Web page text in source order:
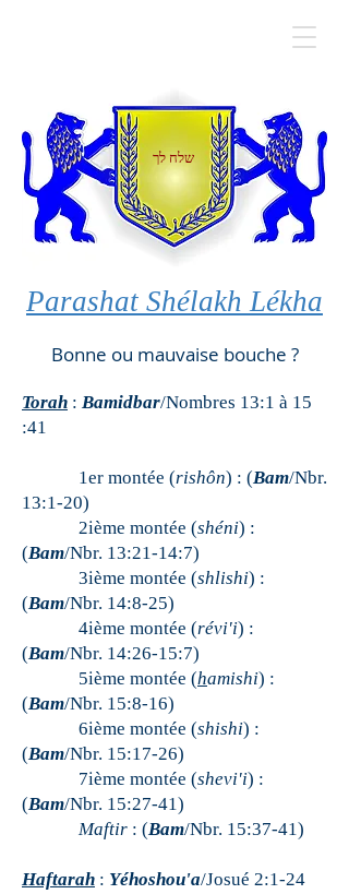
שלח לך
Parashat Shélakh Lékha
Bonne ou mauvaise bouche ?
Torah : Bamidbar/Nombres 13:1 à 15
:41
1er montée (rishôn) : (Bam/Nbr.
13:1-20)
2ième montée (shéni) :
(Bam/Nbr. 13:21-14:7)
3ième montée (shlishi) :
(Bam/Nbr. 14:8-25)
4ième montée (révi'i) :
(Bam/Nbr. 14:26-15:7)
5ième montée (hamishi) :
(Bam/Nbr. 15:8-16)
6ième montée (shishi) :
(Bam/Nbr. 15:17-26)
7ième montée (shevi'i) :
(Bam/Nbr. 15:27-41)
Maftir : (Bam/Nbr. 15:37-41)
Haftarah : Yéhoshou'a/Josué 2:1-24